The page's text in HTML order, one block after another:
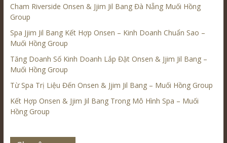
Cham Riverside Onsen & Jjim Jil Bang Đà Nẵng Muối Hồng
Group
Spa Jjim Jil Bang Kết Hợp Onsen – Kinh Doanh Chuẩn Sao –
Muối Hồng Group
Tăng Doanh Số Kinh Doanh Lắp Đặt Onsen & Jjim Jil Bang –
Muối Hồng Group
Từ Spa Trị Liệu Đến Onsen & Jjim Jil Bang – Muối Hồng Group
Kết Hợp Onsen & Jjim Jil Bang Trong Mô Hình Spa – Muối
Hồng Group